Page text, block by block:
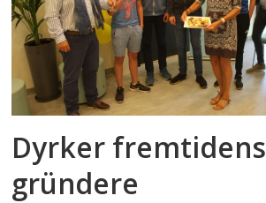
Dyrker fremtidens
gründere